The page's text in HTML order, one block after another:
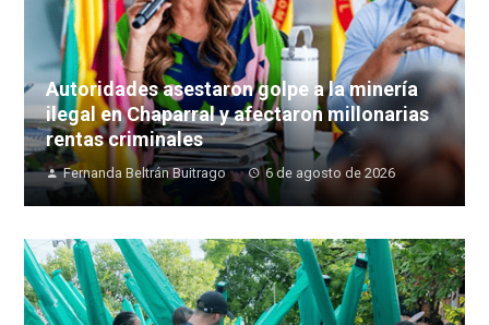
Autoridades asestaron golpe a la minería
ilegal en Chaparral y afectaron millonarias
rentas criminales
Fernanda Beltrán Buitrago 6 de agosto de 2026